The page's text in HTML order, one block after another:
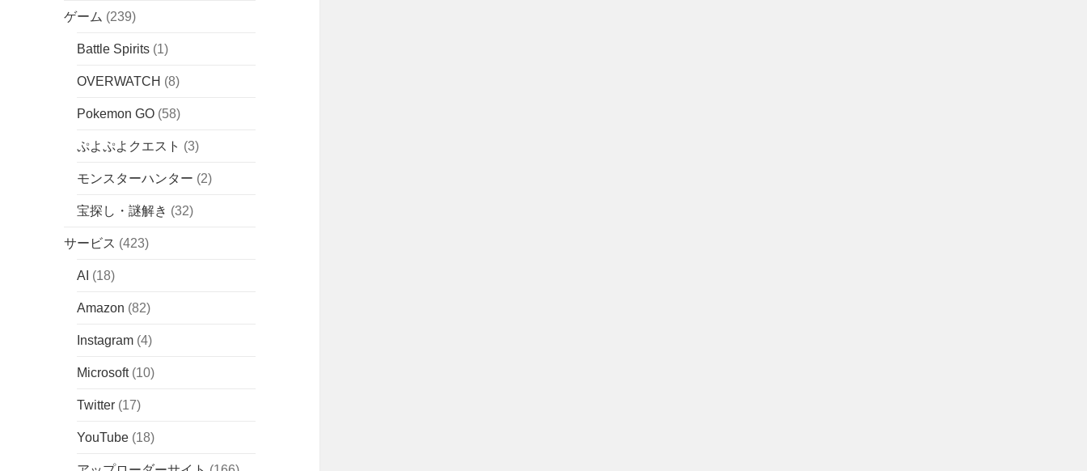
ゲーム (239)
Battle Spirits (1)
OVERWATCH (8)
Pokemon GO (58)
ぷよぷよクエスト (3)
モンスターハンター (2)
宝探し・謎解き (32)
サービス (423)
AI (18)
Amazon (82)
Instagram (4)
Microsoft(10)
Twitter (17)
YouTube (18)